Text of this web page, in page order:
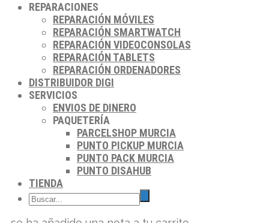
REPARACIONES
REPARACIÓN MÓVILES
REPARACIÓN SMARTWATCH
REPARACIÓN VIDEOCONSOLAS
REPARACIÓN TABLETS
REPARACIÓN ORDENADORES
DISTRIBUIDOR DIGI
SERVICIOS
ENVIOS DE DINERO
PAQUETERÍA
PARCELSHOP MURCIA
PUNTO PICKUP MURCIA
PUNTO PACK MURCIA
PUNTO DISAHUB
TIENDA